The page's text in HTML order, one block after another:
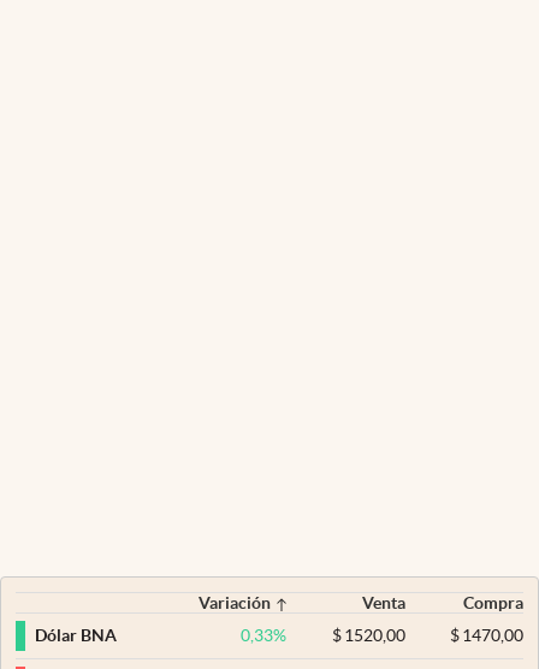
Variación Venta
Compra
Dólar BNA
0,33% $ 1520,00 $1470,00